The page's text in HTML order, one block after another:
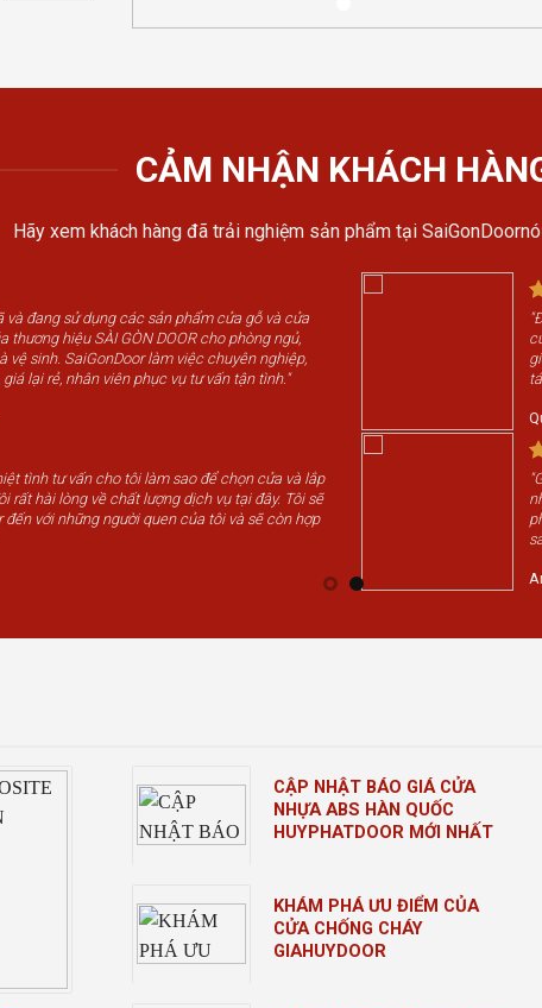
CẢM NHẬN KHÁCH
Hãy xem khách hàng đã trải nghiệm sản phẩm tại
và đang sử dụng các sản phẩm cửa gỗ và cửa
thương hiệu SÀI GÒN DOOR cho phòng ngủ,
vệ sinh. SaiGonDoor làm việc chuyên nghiệp,
lại rẻ, nhân viên phục vụ tư vấn tận tình."
tình tư vấn cho tôi làm sao để chọn cửa và lắp
rất hài lòng về chất lượng dịch vụ tại đây. Tôi sẽ
đến với những người quen của tôi và sẽ còn hợp
CẬP NHẬT BÁO GIÁ CỬA
NHỰA ABS HÀN QUỐC
HUYPHATDOOR MỚI NHẤT
KHÁM PHÁ ƯU ĐIỂM CỦA
CỬA CHỐNG CHÁY
GIAHUYDOOR